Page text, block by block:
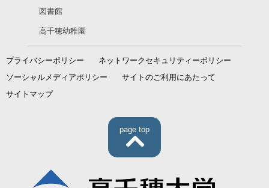
図書館
高千穂幼稚園
プライバシーポリシー
ネットワークセキュリティーポリシー
ソーシャルメディアポリシー
サイトのご利用にあたって
サイトマップ
page top